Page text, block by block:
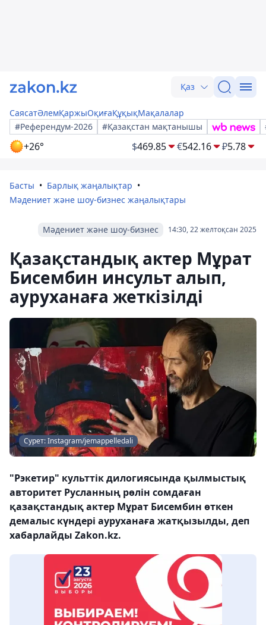
Қаз
СаясатӘлемҚаржыОқиғаҚұқықМақалалар
#Референдум-2026
#Қазақстан мақтанышы
+26° $469.85 €542.16 ₽5.78
Басты
Барлық жаңалықтар
Мәдениет және шоу-бизнес жаңалықтары
14:30, 22 желтоқсан 2025
Мәдениет және шоу-бизнес
Қазақстандық актер Мұрат
Бисембин инсульт алып,
ауруханаға жеткізілді
Сурет: Instagram/jemappelledali
"Рэкетир" культтік дилогиясында қылмыстық
авторитет Русланның рөлін сомдаған
қазақстандық актер Мұрат Бисембин өткен
демалыс күндері ауруханаға жатқызылды, деп
хабарлайды Zakon.kz.